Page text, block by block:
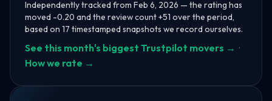
Independently tracked from Feb 6, 2026 — the rating has
moved -0.20 and the review count +51 over the period,
based on 17 timestamped snapshots we record ourselves.
See this month's biggest Trustpilot movers → ·
How we rate →